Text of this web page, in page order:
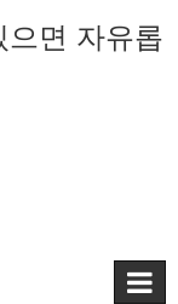
면 자유롭